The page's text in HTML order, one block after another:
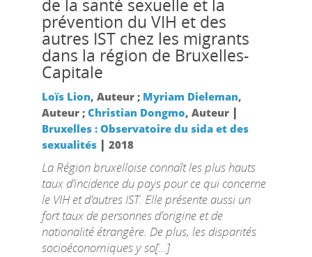
de la santé sexuelle et la
prévention du VIH et des
autres IST chez les migrants
dans la région de Bruxelles-
Capitale
Loïs Lion, Auteur ; Myriam Dieleman,
Auteur ; Christian Dongmo, Auteur |
Bruxelles : Observatoire du sida et des
sexualités| 2018
La Région bruxelloise connaît les plus hauts
taux d’incidence du pays pour ce qui concerne
le VIH et d’autres IST. Elle présente aussi un
fort taux de personnes d’origine et de
nationalité étrangère. De plus, les disparités
socioéconomiques y so[...]